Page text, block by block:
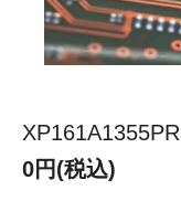
XP161A1355PR
0円(税込)